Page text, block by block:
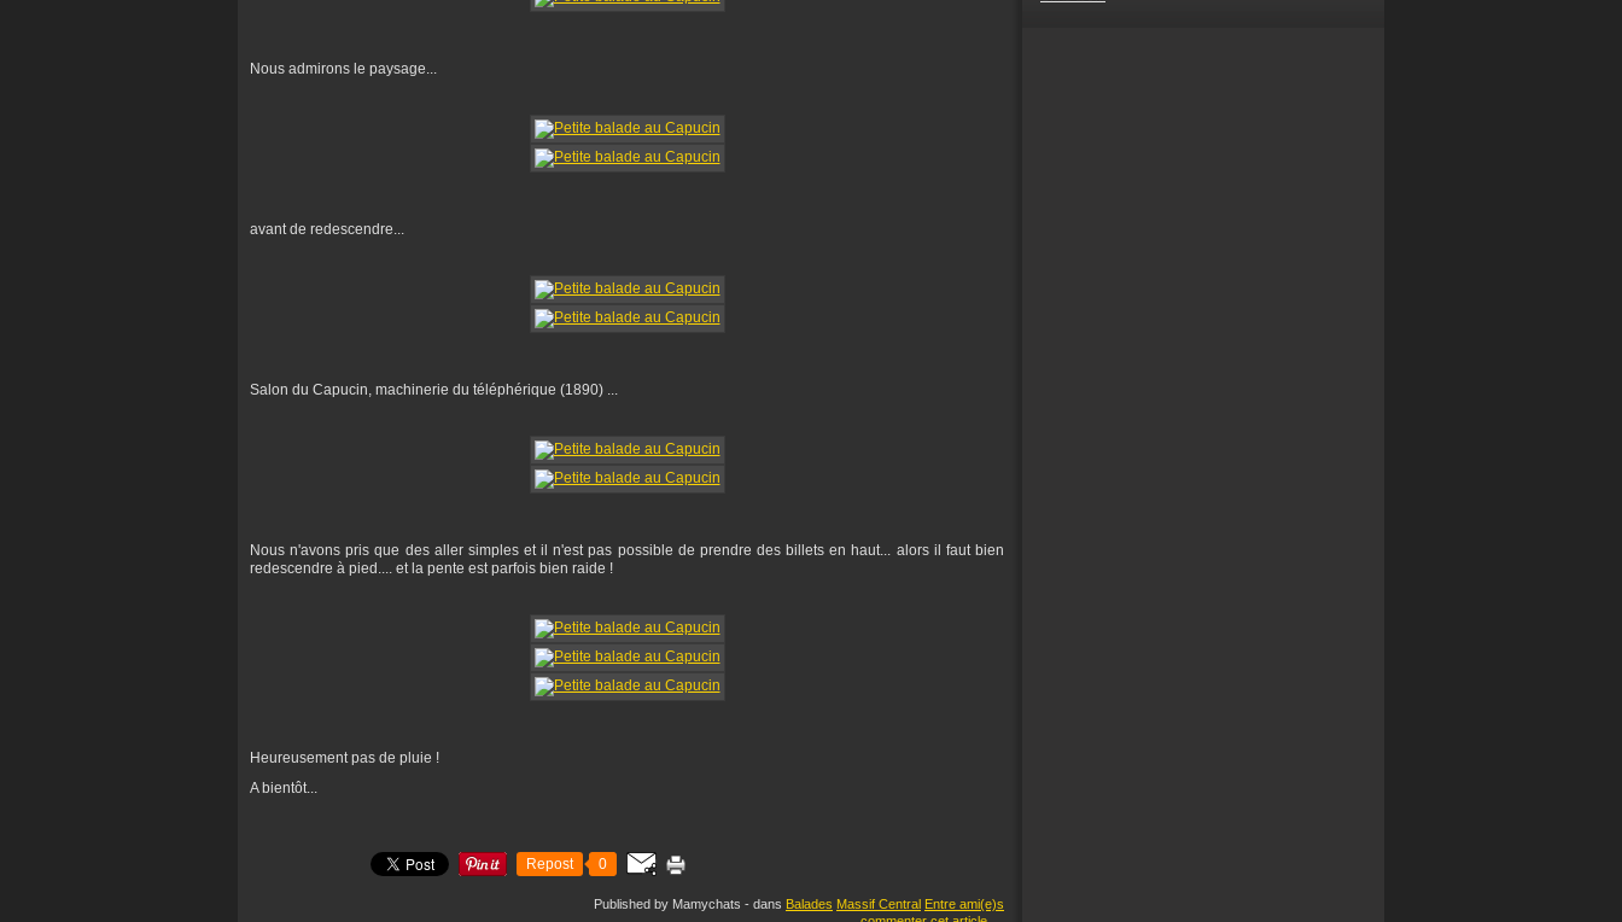
Nous admirons le paysage...
avant de redescendre...
Salon du Capucin, machinerie du téléphérique (1890) ...
Nous n'avons pris que des aller simples et il n'est pas possible de prendre des billets en haut... alors il faut bien
redescendre à pied.... et la pente est parfois bien raide !
Heureusement pas de pluie !
A bientôt...
Repost 0
Published by Mamychats - dans Balades Massif Central Entre ami(e)s